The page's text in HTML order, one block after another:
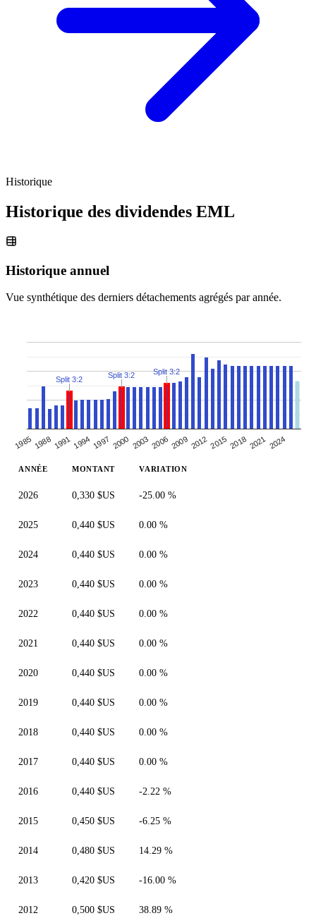
Historique
Historique des dividendes EML
Historique annuel
Vue synthétique des derniers détachements agrégés par année.
1985 1988 1991 1994 1997 2000 20032006 2009 20122015 20182021 2024
Split 3:2 Split 3:2 Split 3:2
ANNÉE MONTANT VARIATION
2026 0,330 $US -25.00 %
2025 0,440 $US 0.00 %
2024 0,440 $US 0.00 %
2023 0,440 $US 0.00 %
2022 0,440 $US 0.00 %
2021 0,440 $US 0.00 %
2020 0,440 $US 0.00 %
2019 0,440 $US 0.00 %
2018 0,440 $US 0.00 %
2017 0,440 $US 0.00 %
2016 0,440 $US -2.22 %
2015 0,450 $US -6.25 %
2014 0,480 $US 14.29 %
2013 0,420 $US -16.00 %
2012 0,500 $US 38.89 %